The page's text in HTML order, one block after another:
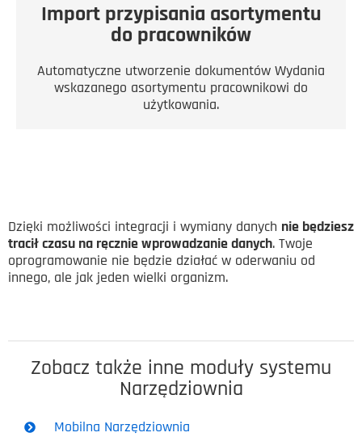
Import przypisania asortymentu
do pracowników
Automatyczne utworzenie dokumentów Wydania
wskazanego asortymentu pracownikowi do
użytkowania.
Dzięki możliwości integracji i wymiany danych nie będziesz
tracił czasu na ręcznie wprowadzanie danych. Twoje
oprogramowanie nie będzie działać w oderwaniu od
innego, ale jak jeden wielki organizm.
Zobacz także inne moduły systemu
Narzędziownia
Mobilna Narzędziownia